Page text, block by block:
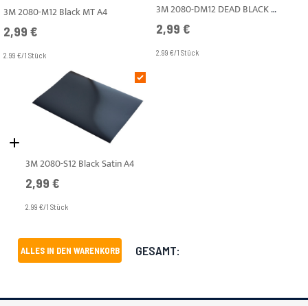
3M 2080-M12 Black MT A4
2,99 €
2.99 €/1 Stück
3M 2080-DM12 DEAD BLACK MT A4
2,99 €
2.99 €/1 Stück
3M 2080-S12 Black Satin A4
2,99 €
2.99 €/1 Stück
ALLES IN DEN WARENKORB GESAMT: